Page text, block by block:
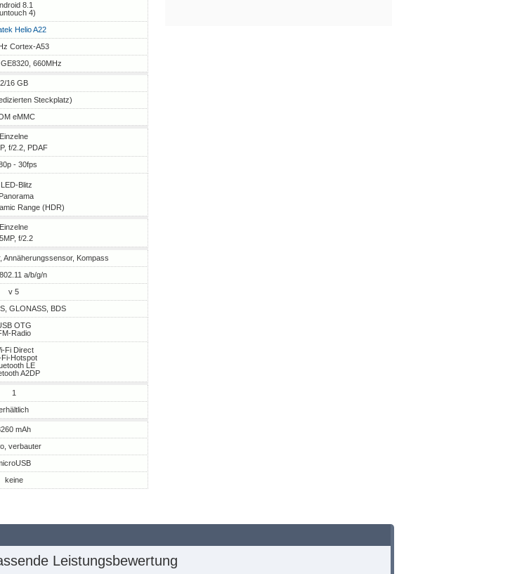
8.1
4)
Helio A22
Cortex-A53
660MHz
2/16 GB
Steckplatz)
eMMC
Einzelne
f/2.2, PDAF
- 30fps
LED-Blitz
Range (HDR)
Einzelne
f/2.2
Annäherungssensor, Kompass
a/b/g/n
v 5
GLONASS, BDS
OTG
Radio
Fi Direct
Fi-Hotspot
LE
A2DP
1
mAh
verbauter
keine
Leistungsbewertung